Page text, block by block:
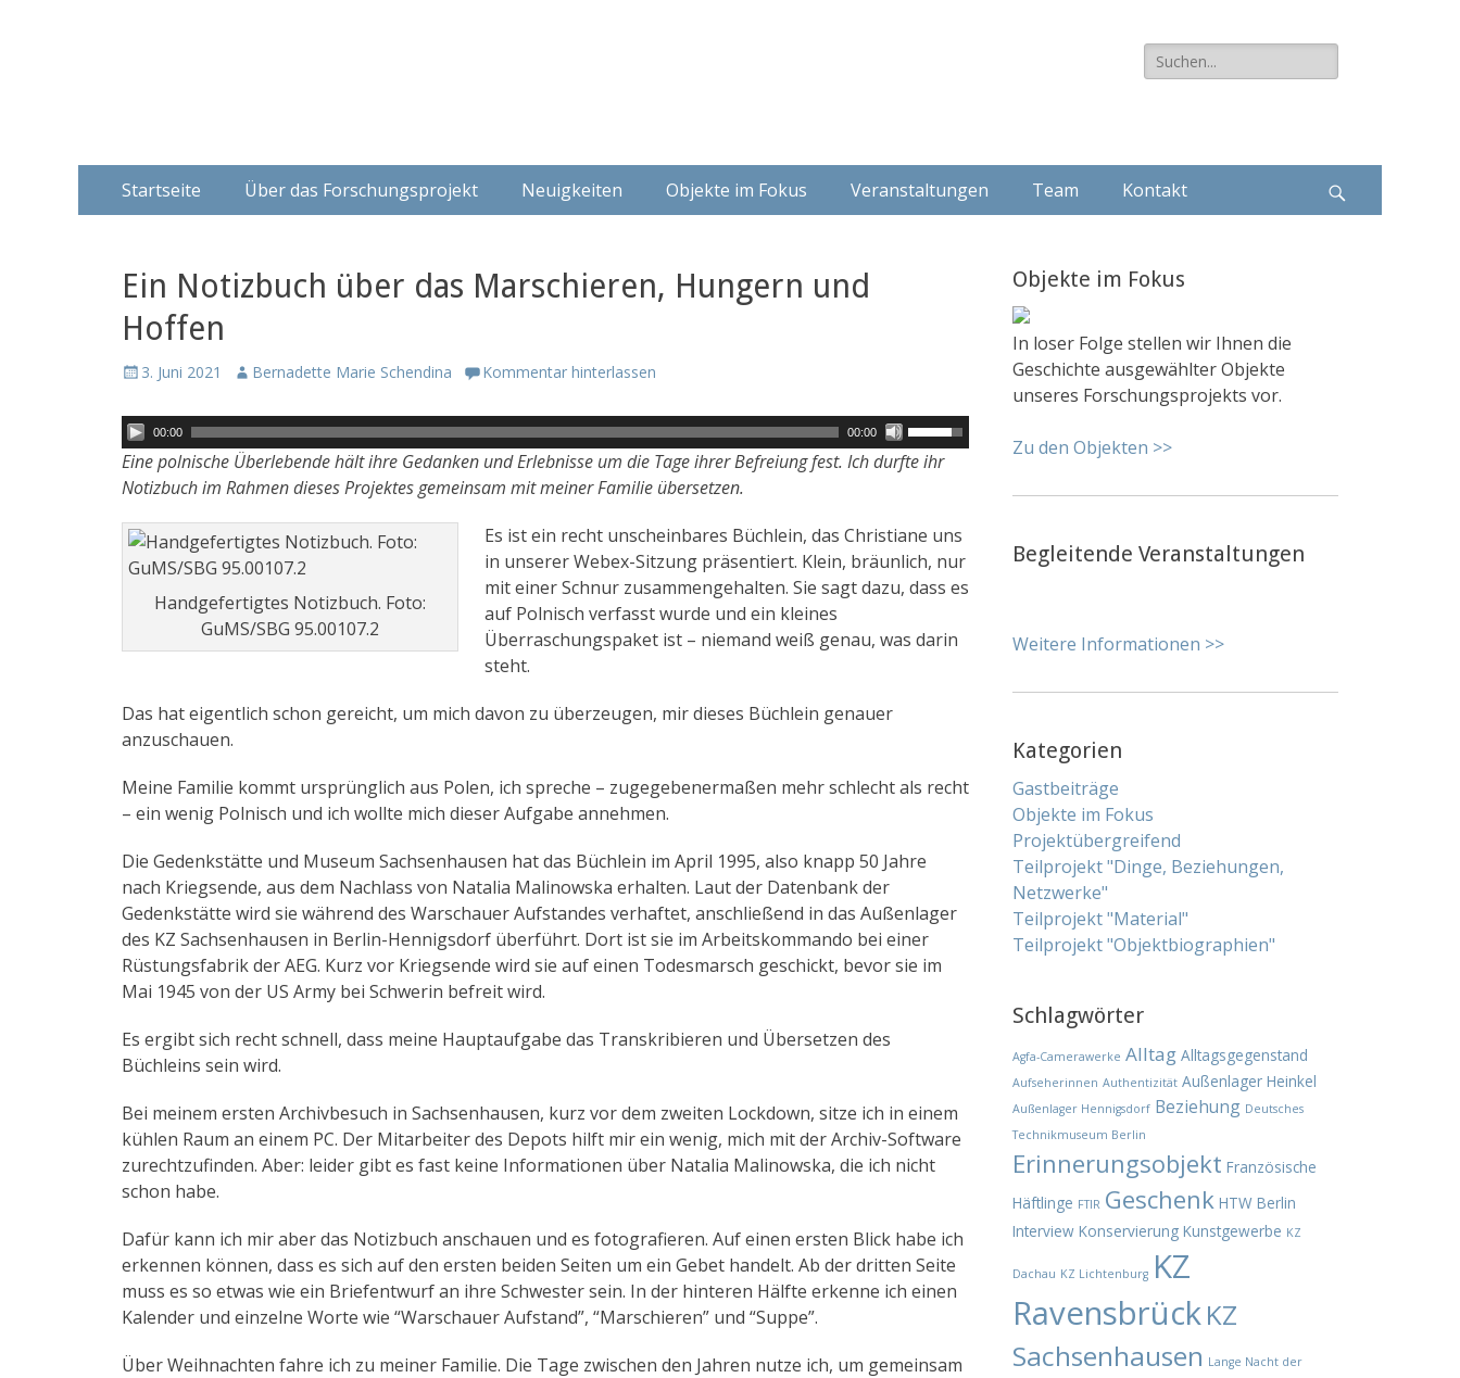
Suche
nach:
Primäres Menü
Springe
zum
Startseite Über das Forschungsprojekt Neuigkeiten Objekte im Fokus Veranstaltungen Team Kontakt
Ein Notizbuch über das Marschieren, Hungern und
Hoffen
P
s
e
d
n
3. Juni 2021
A
t
h
o
r
Bernadette Marie Schendina Kommentar hinterlassen
A
u
d
o
r
00:00 00:00
P
f
l
t
a
t
h
u
t
e
r
t
z
e
u
m
d
L
Eine polnische Überlebende hält ihre Gedanken und Erlebnisse um die Tage ihrer Befreiung fest. Ich durfte ihr
Notizbuch im Rahmen dieses Projektes gemeinsam mit meiner Familie übersetzen.
Handgefertigtes Notizbuch. Foto:
GuMS/SBG 95.00107.2
Es ist ein recht unscheinbares Büchlein, das Christiane uns
in unserer Webex-Sitzung präsentiert. Klein, bräunlich, nur
mit einer Schnur zusammengehalten. Sie sagt dazu, dass es
auf Polnisch verfasst wurde und ein kleines
Überraschungspaket ist – niemand weiß genau, was darin
steht.
Das hat eigentlich schon gereicht, um mich davon zu überzeugen, mir dieses Büchlein genauer
anzuschauen.
Meine Familie kommt ursprünglich aus Polen, ich spreche – zugegebenermaßen mehr schlecht als recht
– ein wenig Polnisch und ich wollte mich dieser Aufgabe annehmen.
Die Gedenkstätte und Museum Sachsenhausen hat das Büchlein im April 1995, also knapp 50 Jahre
nach Kriegsende, aus dem Nachlass von Natalia Malinowska erhalten. Laut der Datenbank der
Gedenkstätte wird sie während des Warschauer Aufstandes verhaftet, anschließend in das Außenlager
des KZ Sachsenhausen in Berlin-Hennigsdorf überführt. Dort ist sie im Arbeitskommando bei einer
Rüstungsfabrik der AEG. Kurz vor Kriegsende wird sie auf einen Todesmarsch geschickt, bevor sie im
Mai 1945 von der US Army bei Schwerin befreit wird.
Es ergibt sich recht schnell, dass meine Hauptaufgabe das Transkribieren und Übersetzen des
Büchleins sein wird.
Bei meinem ersten Archivbesuch in Sachsenhausen, kurz vor dem zweiten Lockdown, sitze ich in einem
kühlen Raum an einem PC. Der Mitarbeiter des Depots hilft mir ein wenig, mich mit der Archiv-Software
zurechtzufinden. Aber: leider gibt es fast keine Informationen über Natalia Malinowska, die ich nicht
schon habe.
Dafür kann ich mir aber das Notizbuch anschauen und es fotografieren. Auf einen ersten Blick habe ich
erkennen können, dass es sich auf den ersten beiden Seiten um ein Gebet handelt. Ab der dritten Seite
muss es so etwas wie ein Briefentwurf an ihre Schwester sein. In der hinteren Hälfte erkenne ich einen
Kalender und einzelne Worte wie “Warschauer Aufstand”, “Marschieren” und “Suppe”.
Über Weihnachten fahre ich zu meiner Familie. Die Tage zwischen den Jahren nutze ich, um gemeinsam
Objekte im Fokus
In loser Folge stellen wir Ihnen die
Geschichte ausgewählter Objekte
unseres Forschungsprojekts vor.
Zu den Objekten >>
Begleitende Veranstaltungen
Weitere Informationen >>
Kategorien
Gastbeiträge
Objekte im Fokus
Projektübergreifend
Teilprojekt "Dinge, Beziehungen,
Netzwerke"
Teilprojekt "Material"
Teilprojekt "Objektbiographien"
Schlagwörter
Agfa-Camerawerke Alltag Alltagsgegenstand
Aufseherinnen Authentizität Außenlager Heinkel
Außenlager Hennigsdorf Beziehung Deutsches
Technikmuseum Berlin
Erinnerungsobjekt Französische
Häftlinge FTIR Geschenk HTW Berlin
Interview Konservierung Kunstgewerbe KZ
Dachau KZ Lichtenburg KZ
RavensbrückKZ
Sachsenhausen Lange Nacht der